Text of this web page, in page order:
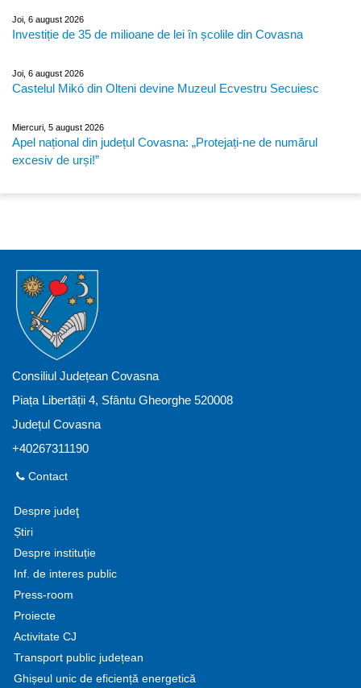
Joi, 6 august 2026
Investiție de 35 de milioane de lei în școlile din Covasna
Joi, 6 august 2026
Castelul Mikó din Olteni devine Muzeul Ecvestru Secuiesc
Miercuri, 5 august 2026
Apel național din județul Covasna: „Protejați-ne de numărul
excesiv de urși!”
Consiliul Județean Covasna
Piața Libertății 4, Sfântu Gheorghe 520008
Județul Covasna
+40267311190
Contact
Despre judeţ
Știri
Despre instituție
Inf. de interes public
Press-room
Proiecte
Activitate CJ
Transport public județean
Ghișeul unic de eficiență energetică